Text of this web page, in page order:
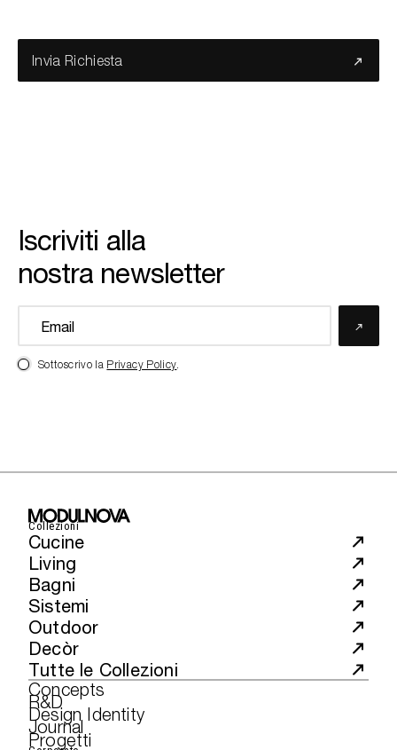
Invia Richiesta
Iscriviti alla
nostra newsletter
Sottoscrivo la Privacy Policy.
Collezioni
Cucine
Living
Bagni
Sistemi
Outdoor
Decòr
Tutte le Collezioni
Concepts
R&D
Design Identity
Journal
Progetti